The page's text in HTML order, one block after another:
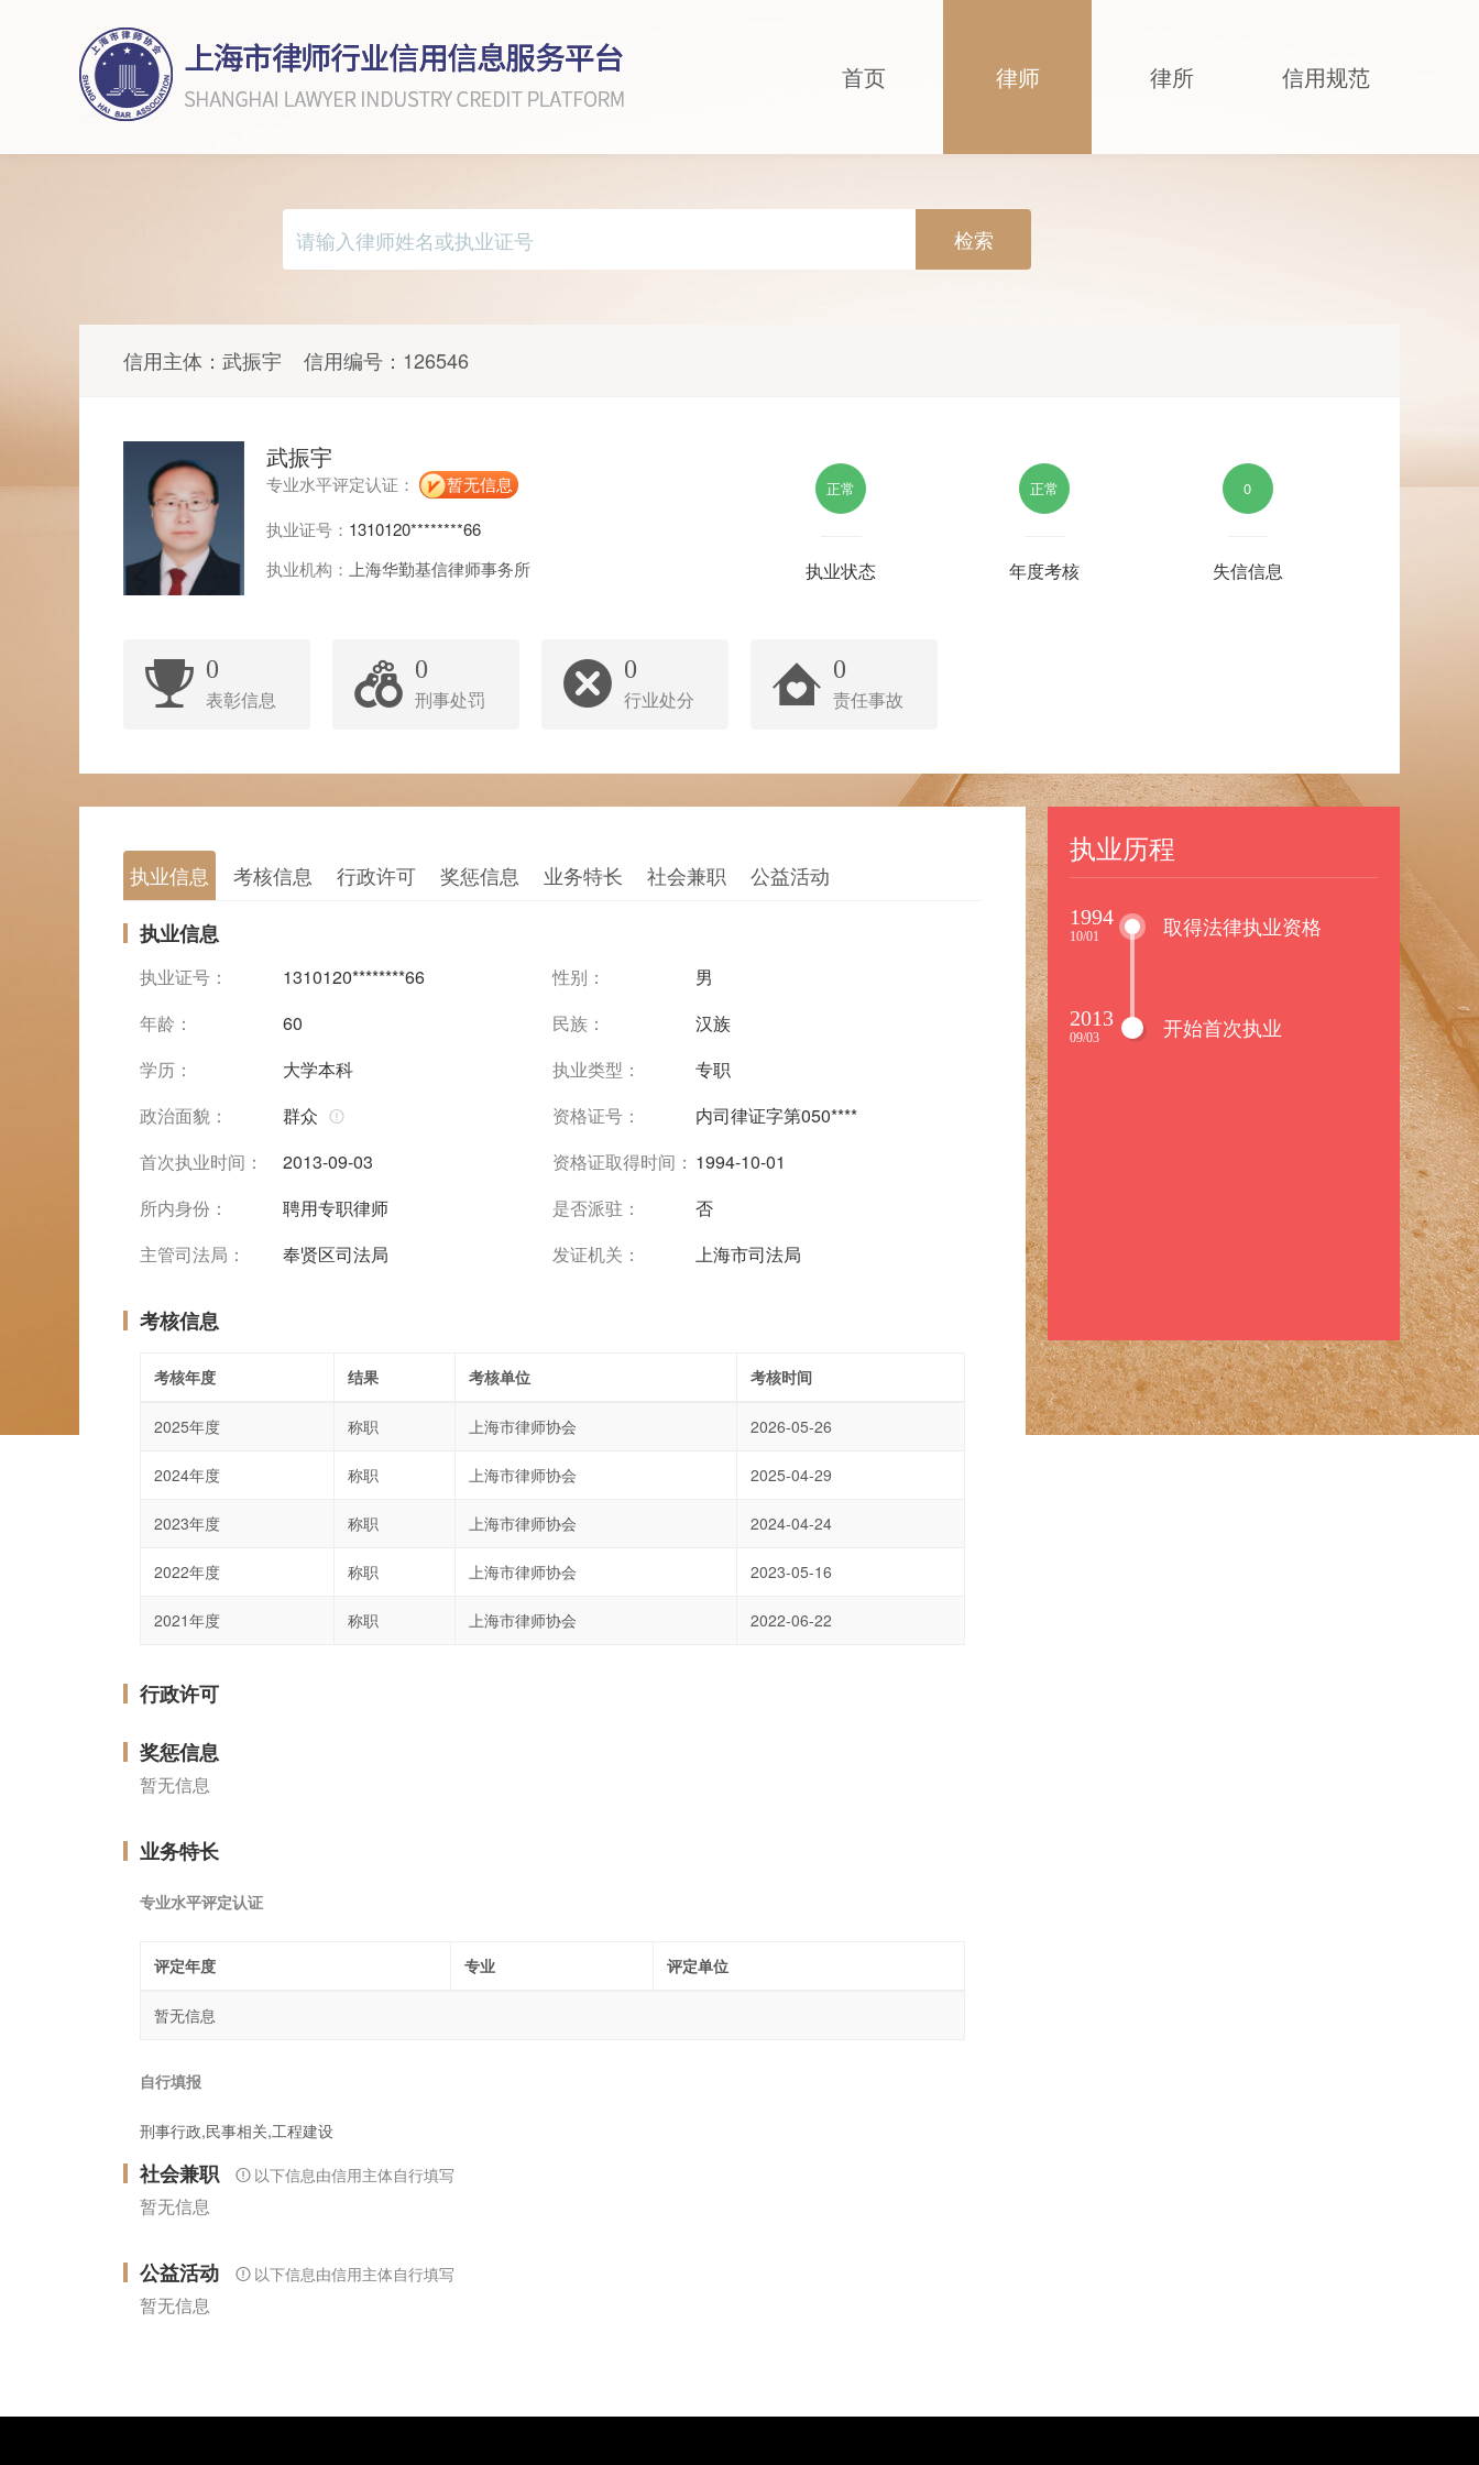
首页 律师 律所 信用规范
检索
信用主体： 武振宇 信用编号： 126546
武振宇
专业水平评定认证：
暂无信息
执业证号： 1310120********66
执业机构： 上海华勤基信律师事务所
正常
执业状态
正常
年度考核
0
失信信息
0
表彰信息
0
刑事处罚
0
行业处分
0
责任事故
执业信息 考核信息 行政许可 奖惩信息 业务特长 社会兼职 公益活动
执业信息
执业证号： 1310120********66 性别：
男
年龄：
60 民族：
汉族
学历：
大学本科 执业类型：
专职
政治面貌：
群众 资格证号：
内司律证字第050****
首次执业时间：
2013-09-03 资格证取得时间： 1994-10-01
所内身份：
聘用专职律师 是否派驻：
否
主管司法局：
奉贤区司法局 发证机关： 上海市司法局
考核信息
考核年度 结果 考核单位 考核时间
2025年度 称职 上海市律师协会 2026-05-26
2024年度 称职 上海市律师协会 2025-04-29
2023年度 称职 上海市律师协会 2024-04-24
2022年度 称职 上海市律师协会 2023-05-16
2021年度 称职 上海市律师协会 2022-06-22
行政许可
奖惩信息
暂无信息
业务特长
专业水平评定认证
评定年度 专业 评定单位
暂无信息
自行填报
刑事行政,民事相关,工程建设
社会兼职 以下信息由信用主体自行填写
暂无信息
公益活动 以下信息由信用主体自行填写
暂无信息
执业历程
1994
10/01 取得法律执业资格
2013
09/03 开始首次执业